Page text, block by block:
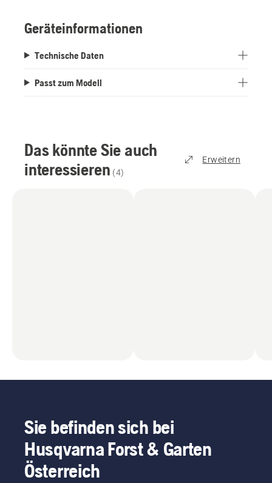
Geräteinformationen
Technische Daten
Passt zum Modell
Das könnte Sie auch
interessieren (4)
Erweitern
Sie befinden sich bei
Husqvarna Forst & Garten
Österreich